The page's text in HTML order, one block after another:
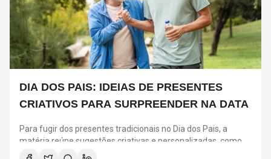
DIA DOS PAIS: IDEIAS DE PRESENTES
CRIATIVOS PARA SURPREENDER NA DATA
Para fugir dos presentes tradicionais no Dia dos Pais, a
matéria reúne sugestões criativas e personalizadas, como
vinis, cursos de gastronomia, assinaturas de café, ingressos